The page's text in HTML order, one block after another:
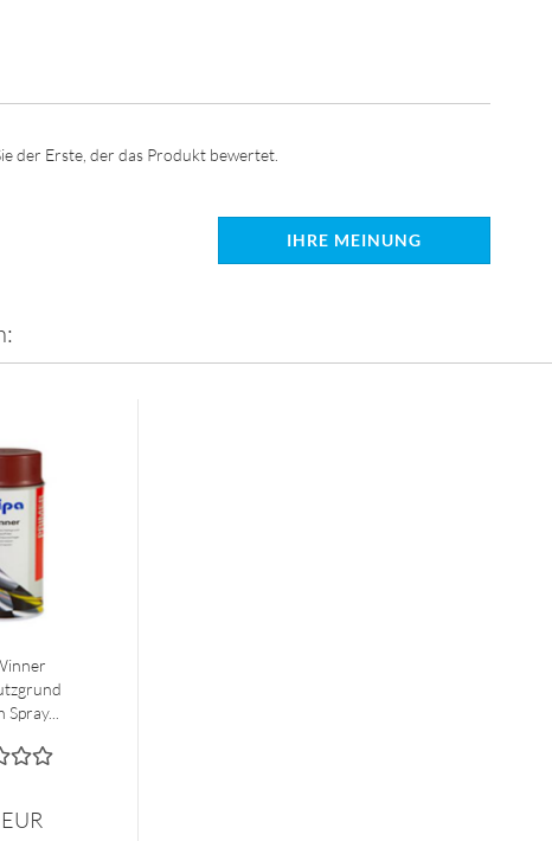
der Erste, der das Produkt bewertet.
IHRE MEINUNG